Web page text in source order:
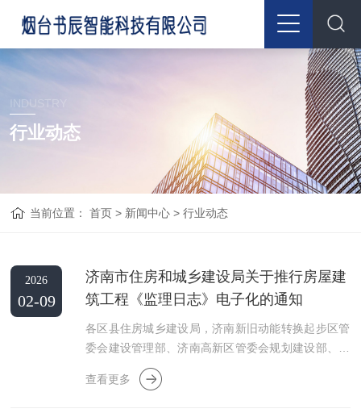
INDUSTRY
行业动态
当前位置：首页 > 新闻中心 >行业动态
2026
02-09
济南市住房和城乡建设局关于推行房屋建
筑工程《监理日志》电子化的通知
各区县住房城乡建设局，济南新旧动能转换起步区管
委会建设管理部、济南高新区管委会规划建设部、市
南部山区管委会规划
查看更多